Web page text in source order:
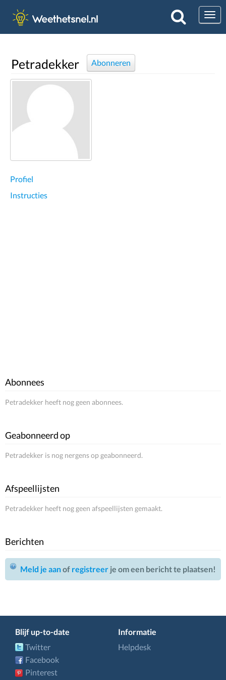
Petradekker Abonneren
Profiel
Instructies
Abonnees
Petradekker heeft nog geen abonnees.
Geabonneerd op
Petradekker is nog nergens op geabonneerd.
Afspeellijsten
Petradekker heeft nog geen afspeellijsten gemaakt.
Berichten
Meld je aanof registreer je om een bericht te plaatsen!
Blijf up-to-date
Twitter
Facebook
Pinterest
Informatie
Helpdesk